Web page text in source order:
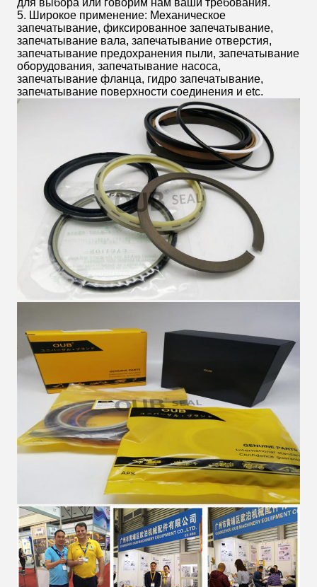
для выбора или говорим нам ваши требования.
5. Широкое применение: Механическое
запечатывание, фиксированное запечатывание,
запечатывание вала, запечатывание отверстия,
запечатывание предохранения пыли, запечатывание
оборудования, запечатывание насоса,
запечатывание фланца, гидро запечатывание,
запечатывание поверхности соединения и etc.